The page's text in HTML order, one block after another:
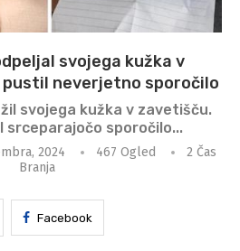
svojega kužka v
pustil neverjetno sporočilo
svojega kužka v zavetišču.
srceparajočo sporočilo...
2024 467 Ogled
2 Čas
Branja
Facebook